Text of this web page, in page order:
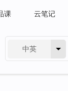
课 云笔记
中英